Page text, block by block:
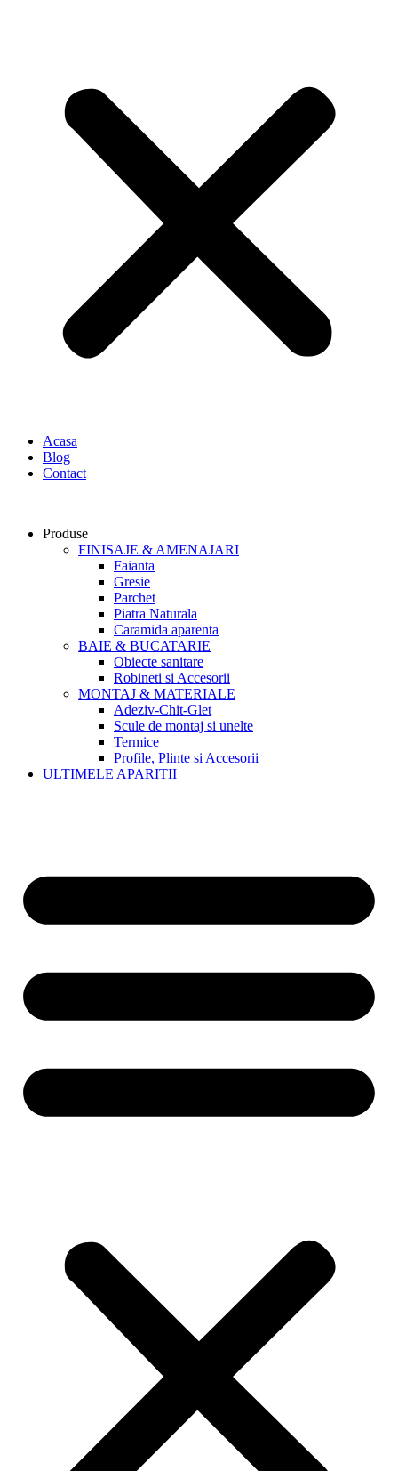
Acasa
Blog
Contact
Produse
FINISAJE & AMENAJARI
Faianta
Gresie
Parchet
Piatra Naturala
Caramida aparenta
BAIE & BUCATARIE
Obiecte sanitare
Robineti si Accesorii
MONTAJ & MATERIALE
Adeziv-Chit-Glet
Scule de montaj si unelte
Termice
Profile, Plinte si Accesorii
ULTIMELE APARITII